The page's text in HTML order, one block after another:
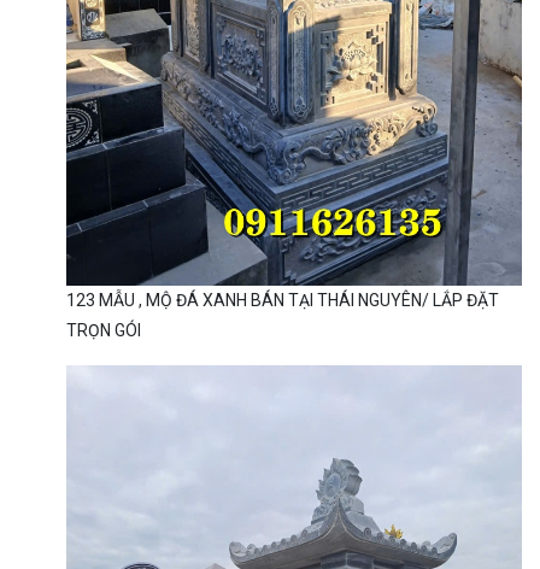
123 MẪU , MỘ ĐÁ XANH BÁN TẠI THÁI NGUYÊN/ LẮP ĐẶT
TRỌN GÓI